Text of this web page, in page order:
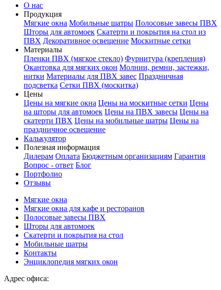
О нас
Продукция
Мягкие окна Мобильные шатры Полосовые завесы ПВХ
Шторы для автомоек Скатерти и покрытия на стол из
ПВХ Декоративное освещение Москитные сетки
Материалы
Пленки ПВХ (мягкое стекло) Фурнитура (крепления)
Окантовка для мягких окон Молнии, ремни, застежки,
нитки Материалы для ПВХ завес Праздничная
подсветка Сетки ПВХ (москитка)
Цены
Цены на мягкие окна Цены на москитные сетки Цены
на шторы для автомоек Цены на ПВХ завесы Цены на
скатерти ПВХ Цены на мобильные шатры Цены на
праздничное освещение
Калькулятор
Полезная информация
Дилерам Оплата Бюджетным организациям Гарантия
Вопрос - ответ Блог
Портфолио
Отзывы
Мягкие окна
Мягкие окна для кафе и ресторанов
Полосовые завесы ПВХ
Шторы для автомоек
Скатерти и покрытия на стол
Мобильные шатры
Контакты
Энциклопедия мягких окон
Адрес офиса: